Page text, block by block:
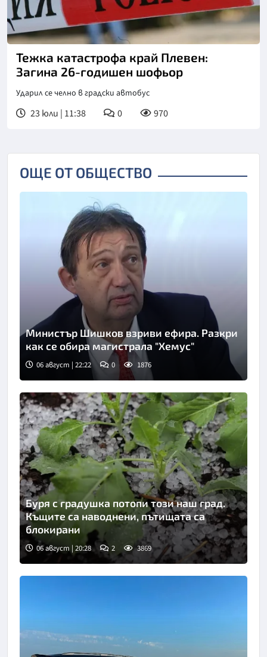
Тежка катастрофа край Плевен:
Загина 26-годишен шофьор
Ударил се челно в градски автобус
23 юли | 11:38 0 970
ОЩЕ ОТ ОБЩЕСТВО
Снимка: БТА
Министър Шишков взриви ефира. Разкри
как се обира магистрала "Хемус"
06 август | 22:22 0 1876
Буря с градушка потопи този наш град.
Къщите са наводнени, пътищата са
блокирани
06 август | 20:28 2 3869